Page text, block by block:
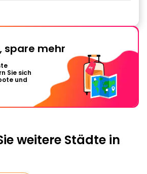
spare mehr
Sie sich
und
weitere Städte in